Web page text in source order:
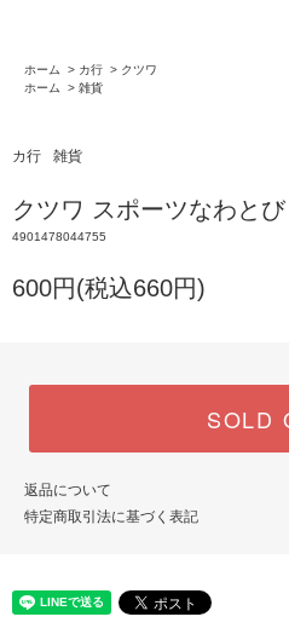
ホーム > カ行 > クツワ
ホーム
> 雑貨
カ行 雑貨
クツワ スポーツなわとび
4901478044755
600円(税込660円)
SOLD
返品について
特定商取引法に基づく表記